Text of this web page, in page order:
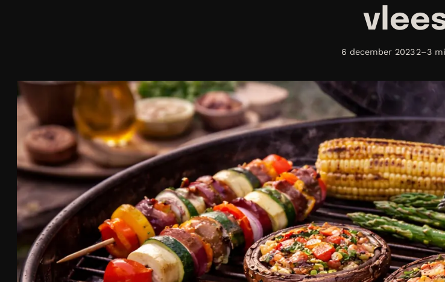
6 december 20232–3